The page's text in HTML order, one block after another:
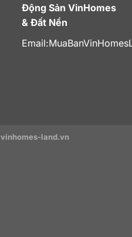
Động Sản VinHomes
& Đất Nền
Email:
vinhomes-land.vn